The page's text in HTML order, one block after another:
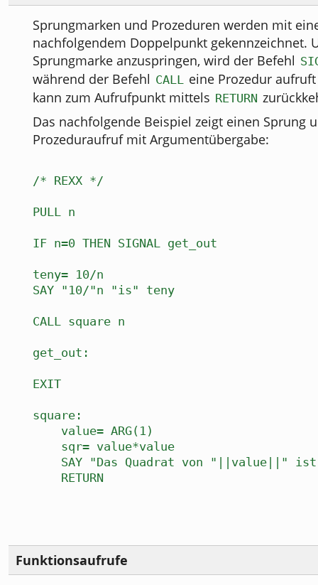
Sprungmarken und Prozeduren werden mit
nachfolgendem Doppelpunkt gekennzeichnet.
Sprungmarke anzuspringen, wird der Befehl
während der Befehl CALL eine Prozedur
kann zum Aufrufpunkt mittels RETURN
Das nachfolgende Beispiel zeigt einen Sprung
Prozeduraufruf mit Argumentübergabe:
/* REXX */
PULL n
IF n=0 THEN SIGNAL get_out
teny= 10/n
SAY "10/"n "is" teny
CALL square n
get_out:
EXIT
square:
value= ARG(1)
sqr= value*value
SAY "Das Quadrat von "||value||"
RETURN
Funktionsaufrufe